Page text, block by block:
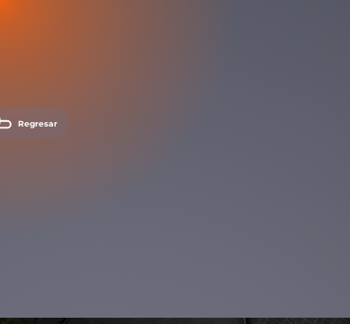
Regresar